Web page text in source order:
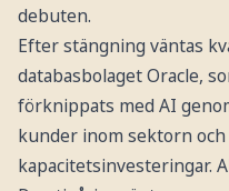
debuten.
Efter stängning väntas
databasbolaget Oracle,
förknippats med AI
kunder inom sektorn
kapacitetsinvesteringar.